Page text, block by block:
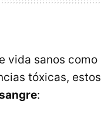
vida sanos como
tóxicas, estos
: